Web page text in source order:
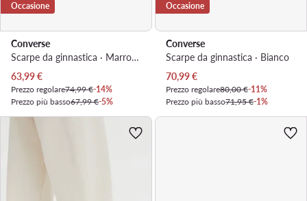
Occasione
Converse
Scarpe da ginnastica · Marrone
Prezzo attuale
63,99€
Prezzo regolare74,99 €-14%
Prezzo più basso67,99 €-5%
Occasione
Converse
Scarpe da ginnastica · Bianco
Prezzo attuale
70,99€
Prezzo regolare80,00 €-11%
Prezzo più basso71,95 €-1%